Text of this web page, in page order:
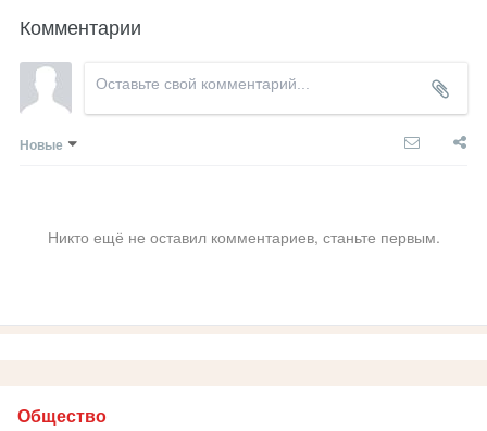
Комментарии
Новые
Никто ещё не оставил комментариев, станьте первым.
Общество